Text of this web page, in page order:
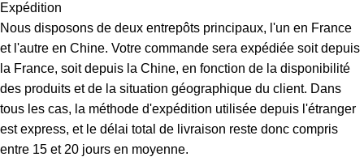
Expédition
Nous disposons de deux entrepôts principaux, l'un en France
et l'autre en Chine. Votre commande sera expédiée soit depuis
la France, soit depuis la Chine, en fonction de la disponibilité
des produits et de la situation géographique du client. Dans
tous les cas, la méthode d'expédition utilisée depuis l'étranger
est express, et le délai total de livraison reste donc compris
entre 15 et 20 jours en moyenne.